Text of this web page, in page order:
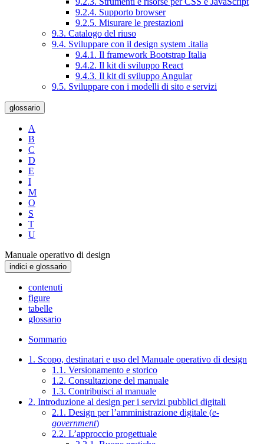
9.2.4. Supporto browser
9.2.5. Misurare le prestazioni
9.3. Catalogo del riuso
9.4. Sviluppare con il design system .italia
9.4.1. Il framework Bootstrap Italia
9.4.2. Il kit di sviluppo React
9.4.3. Il kit di sviluppo Angular
9.5. Sviluppare con i modelli di sito e servizi
glossario
A
B
C
D
E
I
M
O
S
T
U
Manuale operativo di design
indici e glossario
contenuti
figure
tabelle
glossario
Sommario
1. Scopo, destinatari e uso del Manuale operativo di design
1.1. Versionamento e storico
1.2. Consultazione del manuale
1.3. Contribuisci al manuale
2. Introduzione al design per i servizi pubblici digitali
2.1. Design per l’amministrazione digitale (e-
government)
2.2. L’approccio progettuale